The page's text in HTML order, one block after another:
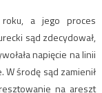
a jego proces
sąd zdecydował,
napięcie na linii
środę sąd zamienił
na areszt